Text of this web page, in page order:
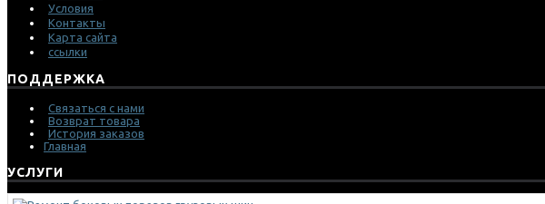
Условия
Контакты
Карта сайта
ссылки
ПОДДЕРЖКА
Связаться с нами
Возврат товара
История заказов
Главная
УСЛУГИ